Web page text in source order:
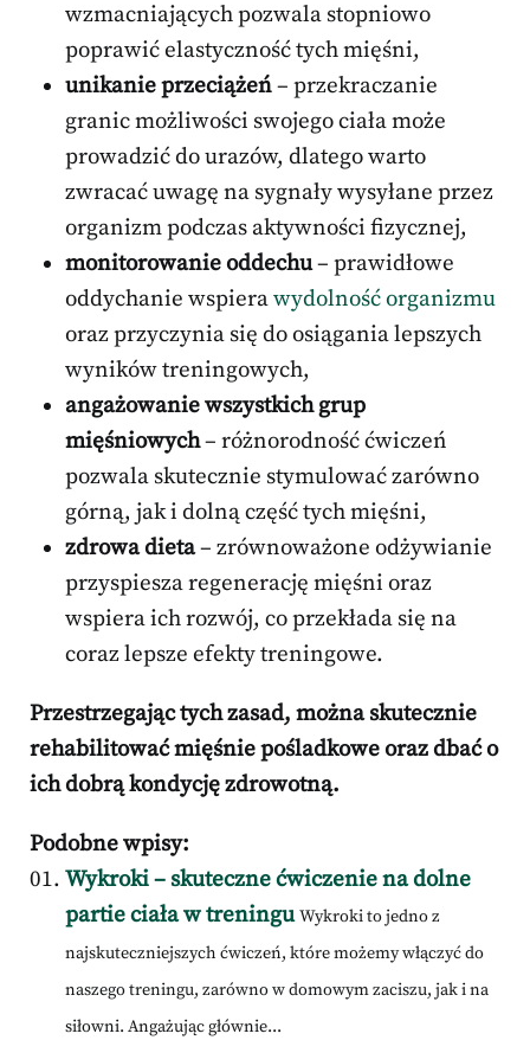
wzmacniających pozwala stopniowo
poprawić elastyczność tych mięśni,
unikanie przeciążeń– przekraczanie
granic możliwości swojego ciała może
prowadzić do urazów, dlatego warto
zwracać uwagę na sygnały wysyłane przez
organizm podczas aktywności fizycznej,
monitorowanie oddechu– prawidłowe
oddychanie wspierawydolność organizmu
oraz przyczynia się do osiągania lepszych
wyników treningowych,
angażowanie wszystkich grup
mięśniowych– różnorodność ćwiczeń
pozwala skutecznie stymulować zarówno
górną, jak i dolną część tych mięśni,
zdrowa dieta– zrównoważone odżywianie
przyspiesza regenerację mięśni oraz
wspiera ich rozwój, co przekłada się na
coraz lepsze efekty treningowe.
Przestrzegając tych zasad, można skutecznie
rehabilitować mięśnie pośladkowe oraz dbać o
ich dobrą kondycję zdrowotną.
Podobne wpisy:
Wykroki – skuteczne ćwiczenie na dolne
partie ciała w treningu Wykroki to jedno z
najskuteczniejszych ćwiczeń, które możemy włączyć do
naszego treningu, zarówno w domowym zaciszu, jak i na
siłowni. Angażując głównie...